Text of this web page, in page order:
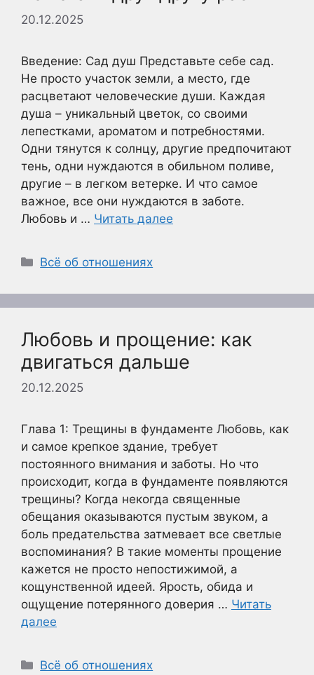
20.12.2025
Введение: Сад душ Представьте себе сад.
Не просто участок земли, а место, где
расцветают человеческие души. Каждая
душа – уникальный цветок, со своими
лепестками, ароматом и потребностями.
Одни тянутся к солнцу, другие предпочитают
тень, одни нуждаются в обильном поливе,
другие – в легком ветерке. И что самое
важное, все они нуждаются в заботе.
Любовь и … Читать далее
Рубрики
Всё об отношениях
Любовь и прощение: как
двигаться дальше
20.12.2025
Глава 1: Трещины в фундаменте Любовь, как
и самое крепкое здание, требует
постоянного внимания и заботы. Но что
происходит, когда в фундаменте появляются
трещины? Когда некогда священные
обещания оказываются пустым звуком, а
боль предательства затмевает все светлые
воспоминания? В такие моменты прощение
кажется не просто непостижимой, а
кощунственной идеей. Ярость, обида и
ощущение потерянного доверия … Читать
далее
Рубрики
Всё об отношениях